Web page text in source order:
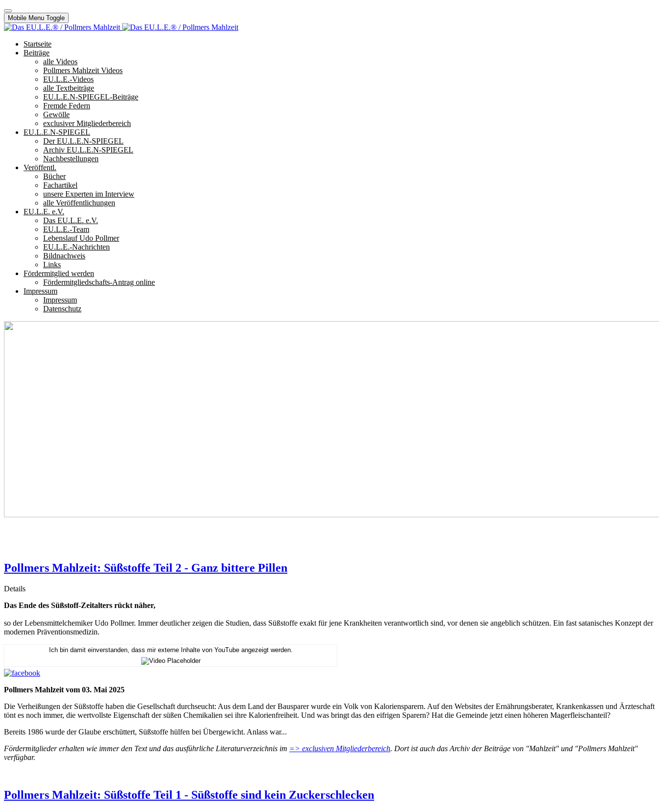
Mobile Menu Toggle
Startseite
Beiträge
alle Videos
Pollmers Mahlzeit Videos
EU.L.E.-Videos
alle Textbeiträge
EU.L.E.N-SPIEGEL-Beiträge
Fremde Federn
Gewölle
exclusiver Mitgliederbereich
EU.L.E.N-SPIEGEL
Der EU.L.E.N-SPIEGEL
Archiv EU.L.E.N-SPIEGEL
Nachbestellungen
Veröffentl.
Bücher
Fachartikel
unsere Experten im Interview
alle Veröffentlichungen
EU.L.E. e.V.
Das EU.L.E. e.V.
EU.L.E.-Team
Lebenslauf Udo Pollmer
EU.L.E.-Nachrichten
Bildnachweis
Links
Fördermitglied werden
Fördermitgliedschafts-Antrag online
Impressum
Impressum
Datenschutz
Pollmers Mahlzeit: Süßstoffe Teil 2 - Ganz bittere Pillen
Details
Das Ende des Süßstoff-Zeitalters rückt näher,
so der Lebensmittelchemiker Udo Pollmer. Immer deutlicher zeigen die Studien, dass Süßstoffe exakt für jene Krankheiten verantwortlich sind, vor denen sie angeblich schützen. Ein fast satanisches Konzept der
modernen Präventionsmedizin.
Ich bin damit einverstanden, dass mir externe Inhalte von YouTube angezeigt werden.
Pollmers Mahlzeit vom 03. Mai 2025
Die Verheißungen der Süßstoffe haben die Gesellschaft durchseucht: Aus dem Land der Bausparer wurde ein Volk von Kaloriensparern. Auf den Websites der Ernährungsberater, Krankenkassen und Ärzteschaft
tönt es noch immer, die wertvollste Eigenschaft der süßen Chemikalien sei ihre Kalorienfreiheit. Und was bringt das den eifrigen Sparern? Hat die Gemeinde jetzt einen höheren Magerfleischanteil?
Bereits 1986 wurde der Glaube erschüttert, Süßstoffe hülfen bei Übergewicht. Anlass war...
Fördermitglieder erhalten wie immer den Text und das ausführliche Literaturverzeichnis im => exclusiven Mitgliederbereich. Dort ist auch das Archiv der Beiträge von "Mahlzeit" und "Pollmers Mahlzeit"
verfügbar.
Pollmers Mahlzeit: Süßstoffe Teil 1 - Süßstoffe sind kein Zuckerschlecken